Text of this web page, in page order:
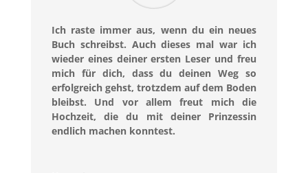
Ich raste immer aus, wenn du ein neues
Buch schreibst. Auch dieses mal war ich
wieder eines deiner ersten Leser und freu
mich für dich, dass du deinen Weg so
erfolgreich gehst, trotzdem auf dem Boden
bleibst. Und vor allem freut mich die
Hochzeit, die du mit deiner Prinzessin
endlich machen konntest.